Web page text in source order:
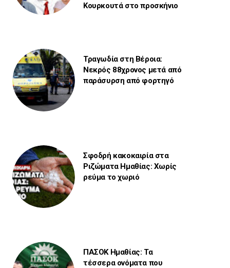
Κουρκουτά στο προσκήνιο
Τραγωδία στη Βέροια:
Νεκρός 88χρονος μετά από
παράσυρση από φορτηγό
Σφοδρή κακοκαιρία στα
Ριζώματα Ημαθίας: Χωρίς
ρεύμα το χωριό
ΠΑΣΟΚ Ημαθίας: Τα
τέσσερα ονόματα που